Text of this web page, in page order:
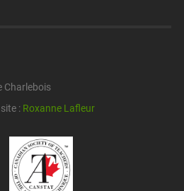
Charlebois
: Roxanne Lafleur